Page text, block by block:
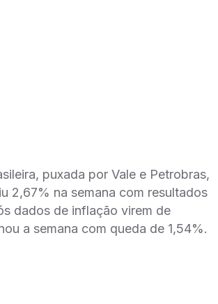
puxada por Vale e Petrobras,
2,67% na semana com resultados
dados de inflação virem de
a semana com queda de 1,54%.